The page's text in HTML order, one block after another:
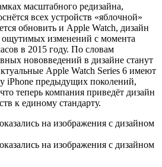
масштабного редизайна,
всех устройств «яблочной»
обновить и Apple Watch, дизайн
ощутимых изменений с момента
в 2015 году. По словам
нововведений в дизайне станут
Apple Watch Series 6 имеют
iPhone предыдущих поколений,
теперь компания приведёт дизайн
к единому стандарту.